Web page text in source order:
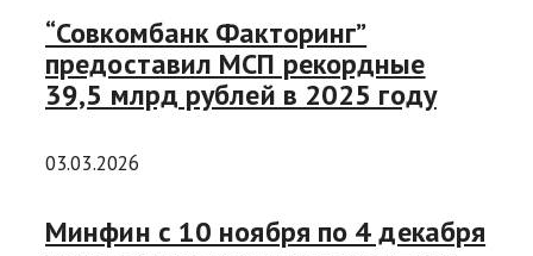
“Совкомбанк Факторинг”
предоставил МСП рекордные
39,5 млрд рублей в 2025 году
03.03.2026
Минфин с 10 ноября по 4 декабря